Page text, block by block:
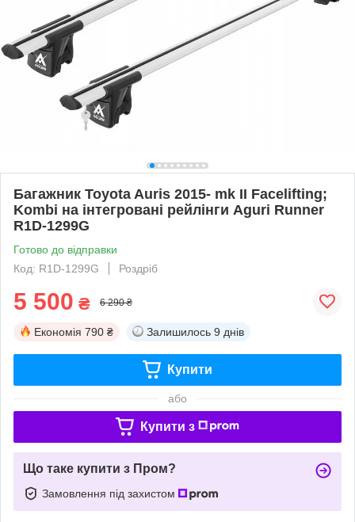
Багажник Toyota Auris 2015- mk II Facelifting;
Kombi на інтегровані рейлінги Aguri Runner
R1D-1299G
Готово до відправки
Код: R1D-1299G
Роздріб
5 500 ₴ 6 290 ₴
Економія 790 ₴ Залишилось 9 днів
Купити
або
Купити з
Що таке купити з Пром?
Замовлення під захистом